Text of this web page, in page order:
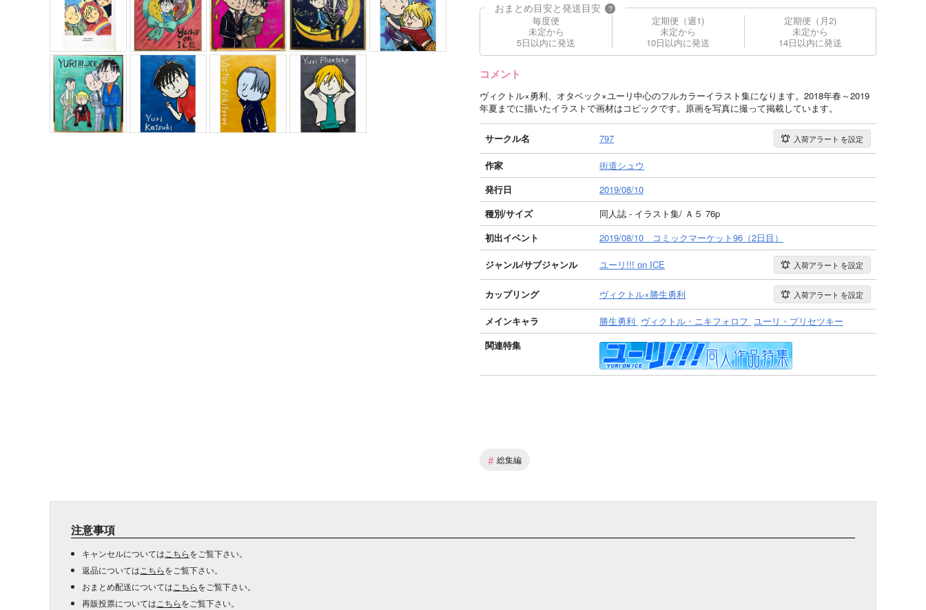
おまとめ目安と発送目安 ?
毎度便
未定から
5日以内に発送
定期便（週1)
未定から
10日以内に発送
定期便（月2)
未定から
14日以内に発送
コメント
ヴィクトル×勇利、オタベック×ユーリ中心のフルカラーイラスト集になります。2018年春～2019
年夏までに描いたイラストで画材はコピックです。原画を写真に撮って掲載しています。
サークル名 797 入荷アラート を設定
作家
街道シュウ
発行日
2019/08/10
種別/サイズ
同人誌 - イラスト集/ Ａ５ 76p
初出イベント
2019/08/10 コミックマーケット96（2日目）
ジャンル/サブジャンル ユーリ!!! on ICE 入荷アラート を設定
カップリング ヴィクトル×勝生勇利 入荷アラート を設定
メインキャラ 勝生勇利 ヴィクトル・ニキフォロフ ユーリ・プリセツキー
関連特集
# 総集編
注意事項
キャンセルについては こちらをご覧下さい。
返品については こちらをご覧下さい。
おまとめ配送については こちらをご覧下さい。
再販投票については こちらをご覧下さい。